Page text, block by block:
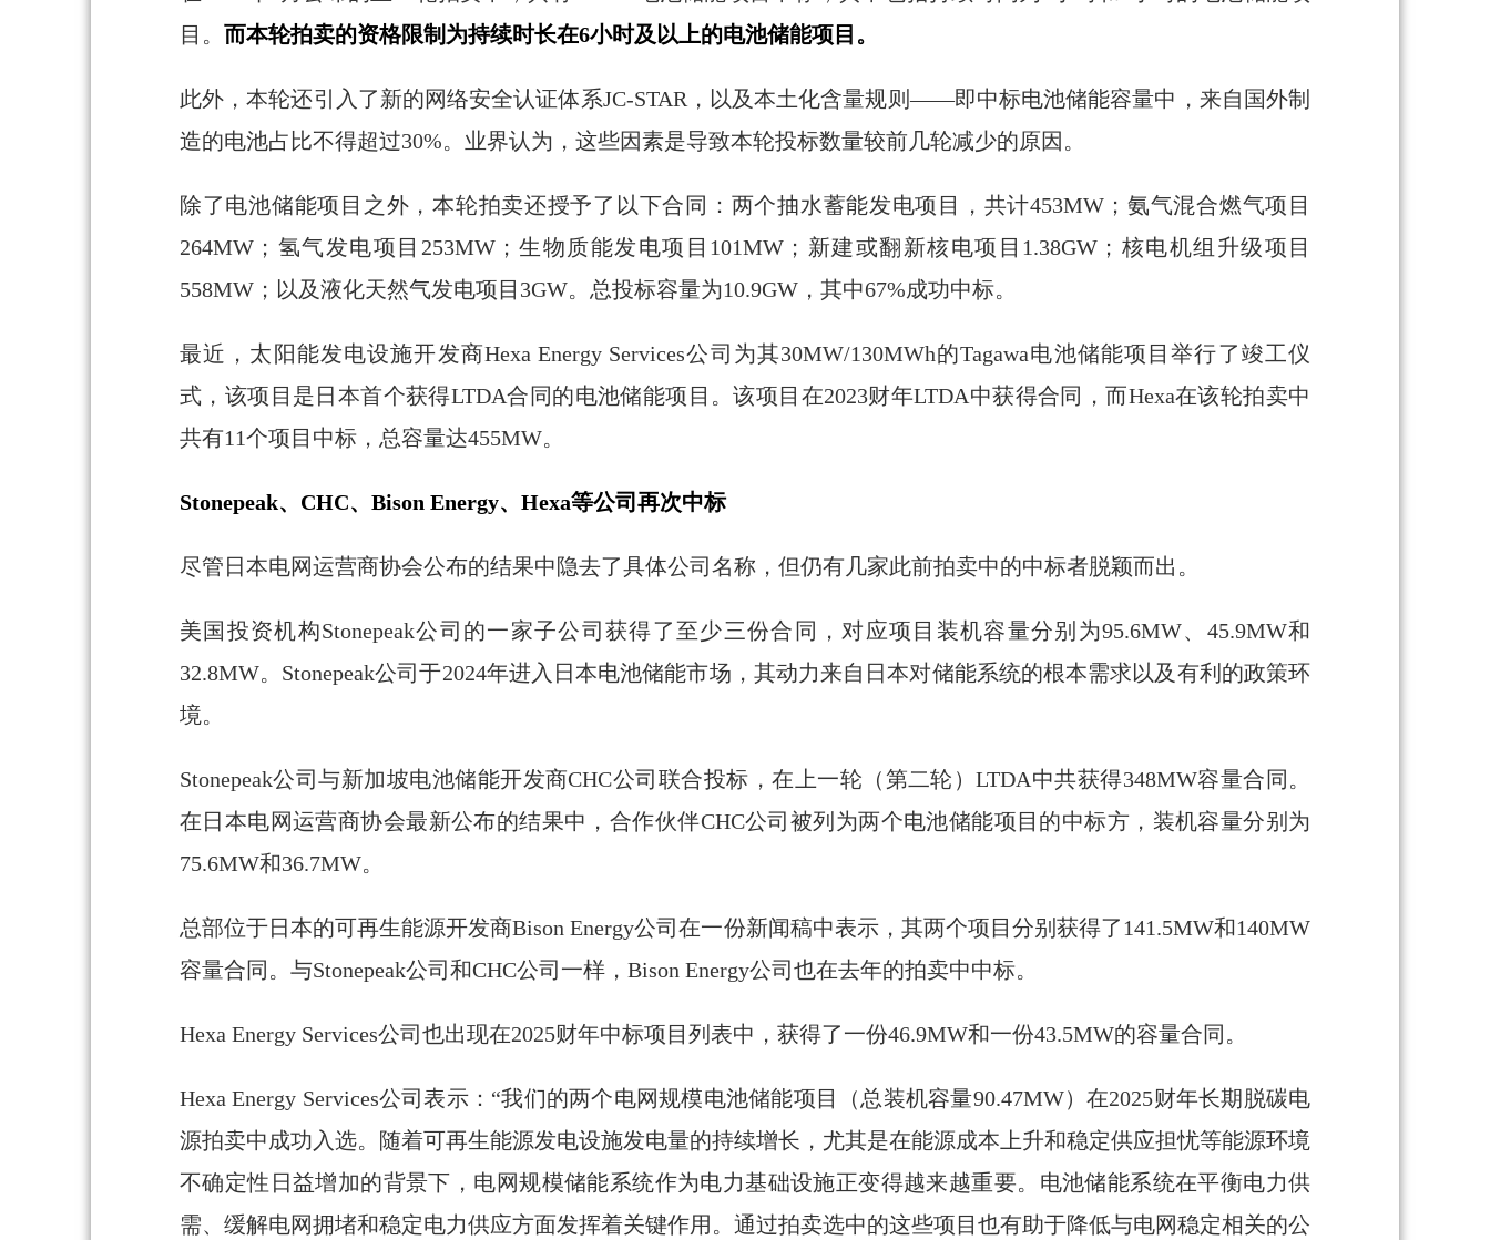
目。 而本轮拍卖的资格限制为持续时长在6小时及以上的电池储能项目。
此外，本轮还引入了新的网络安全认证体系JC-STAR，以及本土化含量规则——即中标电池储能容量中，来自国外制
造的电池占比不得超过30%。业界认为，这些因素是导致本轮投标数量较前几轮减少的原因。
除了电池储能项目之外，本轮拍卖还授予了以下合同：两个抽水蓄能发电项目，共计453MW；氨气混合燃气项目
264MW；氢气发电项目253MW；生物质能发电项目101MW；新建或翻新核电项目1.38GW；核电机组升级项目
558MW；以及液化天然气发电项目3GW。总投标容量为10.9GW，其中67%成功中标。
最近，太阳能发电设施开发商Hexa Energy Services公司为其30MW/130MWh的Tagawa电池储能项目举行了竣工仪
式，该项目是日本首个获得LTDA合同的电池储能项目。该项目在2023财年LTDA中获得合同，而Hexa在该轮拍卖中
共有11个项目中标，总容量达455MW。
Stonepeak、CHC、Bison Energy、Hexa等公司再次中标
尽管日本电网运营商协会公布的结果中隐去了具体公司名称，但仍有几家此前拍卖中的中标者脱颖而出。
美国投资机构Stonepeak公司的一家子公司获得了至少三份合同，对应项目装机容量分别为95.6MW、45.9MW和
32.8MW。Stonepeak公司于2024年进入日本电池储能市场，其动力来自日本对储能系统的根本需求以及有利的政策环
境。
Stonepeak公司与新加坡电池储能开发商CHC公司联合投标，在上一轮（第二轮）LTDA中共获得348MW容量合同。
在日本电网运营商协会最新公布的结果中，合作伙伴CHC公司被列为两个电池储能项目的中标方，装机容量分别为
75.6MW和36.7MW。
总部位于日本的可再生能源开发商Bison Energy公司在一份新闻稿中表示，其两个项目分别获得了141.5MW和140MW
容量合同。与Stonepeak公司和CHC公司一样，Bison Energy公司也在去年的拍卖中中标。
Hexa Energy Services公司也出现在2025财年中标项目列表中，获得了一份46.9MW和一份43.5MW的容量合同。
Hexa Energy Services公司表示：“我们的两个电网规模电池储能项目（总装机容量90.47MW）在2025财年长期脱碳电
源拍卖中成功入选。随着可再生能源发电设施发电量的持续增长，尤其是在能源成本上升和稳定供应担忧等能源环境
不确定性日益增加的背景下，电网规模储能系统作为电力基础设施正变得越来越重要。电池储能系统在平衡电力供
需、缓解电网拥堵和稳定电力供应方面发挥着关键作用。通过拍卖选中的这些项目也有助于降低与电网稳定相关的公